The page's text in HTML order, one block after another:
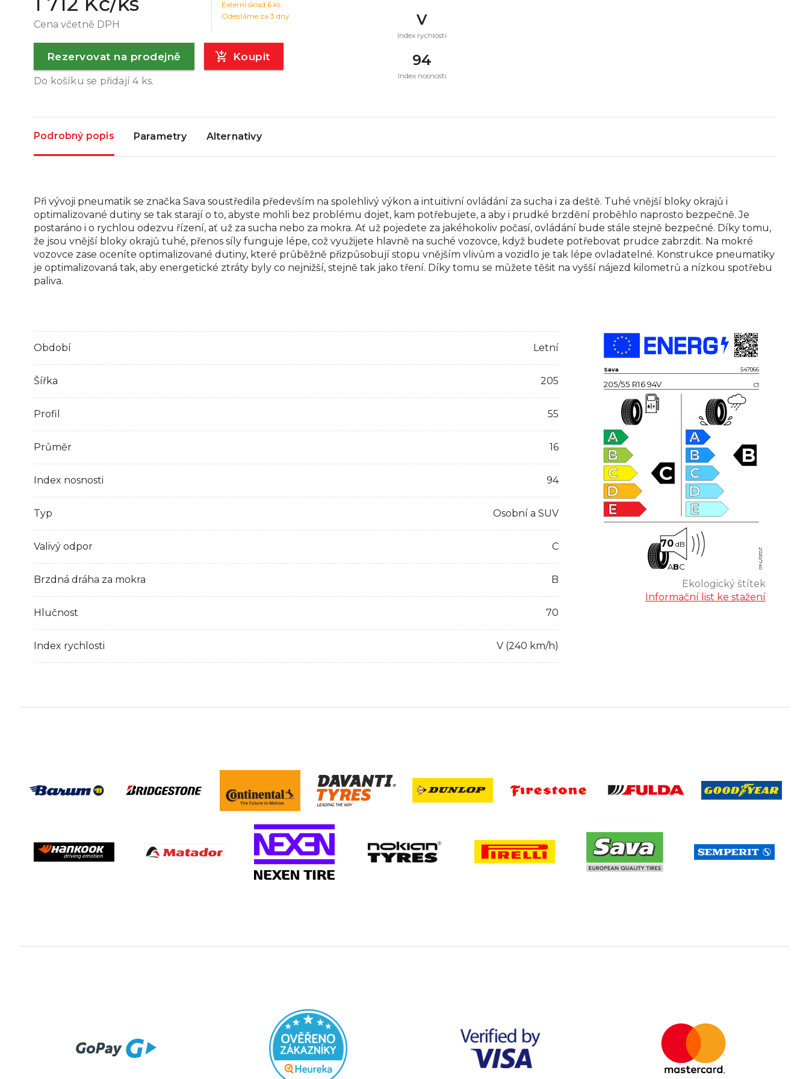
Cena včetně DPH
Externí sklad 6ks
Odesíláme za 3 dny
Rezervovat na prodejně Koupit
Do košíku se přidají4ks.
V
Index rychlosti
94
Index nosnosti
Podrobný popis Parametry Alternativy
Při vývoji pneumatik se značka Sava soustředila především na spolehlivý výkon a intuitivní ovládání za sucha i za deště. Tuhé vnější bloky okrajů i
optimalizované dutiny se tak starají o to, abyste mohli bez problému dojet, kam potřebujete, a aby i prudké brzdění proběhlo naprosto bezpečně. Je
postaráno i o rychlou odezvu řízení, ať už za sucha nebo za mokra. Ať už pojedete za jakéhokoliv počasí, ovládání bude stále stejně bezpečné. Díky tomu,
že jsou vnější bloky okrajů tuhé, přenos síly funguje lépe, což využijete hlavně na suché vozovce, když budete potřebovat prudce zabrzdit. Na mokré
vozovce zase oceníte optimalizované dutiny, které průběžně přizpůsobují stopu vnějším vlivům a vozidlo je tak lépe ovladatelné. Konstrukce pneumatiky
je optimalizovaná tak, aby energetické ztráty byly co nejnižší, stejně tak jako tření. Díky tomu se můžete těšit na vyšší nájezd kilometrů a nízkou spotřebu
paliva.
Období Letní
Šířka 205
Profil 55
Průměr 16
Index nosnosti 94
Typ Osobní a SUV
Valivý odpor C
Brzdná dráha za mokra B
Hlučnost 70
Index rychlosti V (240 km/h)
Sava 547066
205/55 R16 94V C1
A
B
C
D
E
C
A
B
C
D
E
B
70 dB
ABC 2020/740
Ekologický štítek
Informační list ke stažení